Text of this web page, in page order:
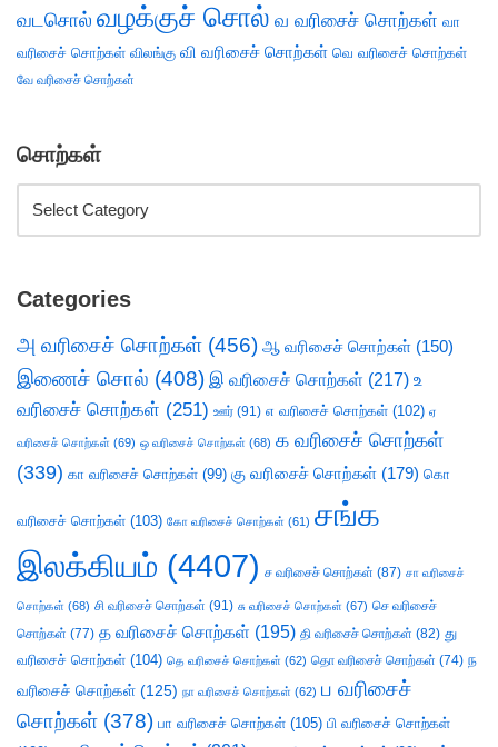
வடசொல் வழக்குச் சொல் வ வரிசைச் சொற்கள் வா
வரிசைச் சொற்கள் விலங்கு வி வரிசைச் சொற்கள் வெ வரிசைச் சொற்கள்
வே வரிசைச் சொற்கள்
சொற்கள்
Categories
அ வரிசைச் சொற்கள் (456) ஆ வரிசைச் சொற்கள் (150)
இணைச் சொல் (408) இ வரிசைச் சொற்கள் (217) உ
வரிசைச் சொற்கள் (251) ஊர் (91) எ வரிசைச் சொற்கள் (102) ஏ
வரிசைச் சொற்கள் (69) ஒ வரிசைச் சொற்கள் (68) க வரிசைச் சொற்கள்
(339) கா வரிசைச் சொற்கள் (99) கு வரிசைச் சொற்கள் (179) கொ
வரிசைச் சொற்கள் (103) கோ வரிசைச் சொற்கள் (61) சங்க
இலக்கியம் (4407) ச வரிசைச் சொற்கள் (87) சா வரிசைச்
சொற்கள் (68) சி வரிசைச் சொற்கள் (91) சு வரிசைச் சொற்கள் (67) செ வரிசைச்
சொற்கள் (77) த வரிசைச் சொற்கள் (195) தி வரிசைச் சொற்கள் (82) து
வரிசைச் சொற்கள் (104) தெ வரிசைச் சொற்கள் (62) தொ வரிசைச் சொற்கள் (74) ந
வரிசைச் சொற்கள் (125) நா வரிசைச் சொற்கள் (62) ப வரிசைச்
சொற்கள் (378) பா வரிசைச் சொற்கள் (105) பி வரிசைச் சொற்கள்